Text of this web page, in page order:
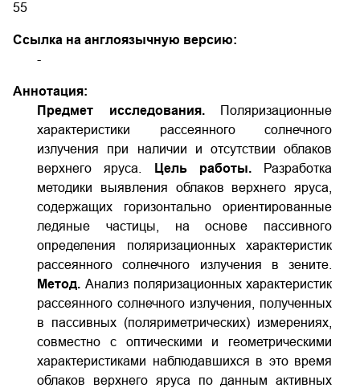
55
Ссылка на англоязычную версию:
-
Аннотация:
Предмет исследования.Поляризационные
характеристики рассеянного солнечного
излучения при наличии и отсутствии облаков
верхнего яруса.
Цель работы.Разработка
методики выявления облаков верхнего яруса,
содержащих горизонтально ориентированные
ледяные частицы, на основе пассивного
определения поляризационных характеристик
рассеянного солнечного излучения в зените.
Метод. Анализ поляризационных характеристик
рассеянного солнечного излучения, полученных
в пассивных (поляриметрических) измерениях,
совместно с оптическими и геометрическими
характеристиками наблюдавшихся в это время
облаков верхнего яруса по данным активных